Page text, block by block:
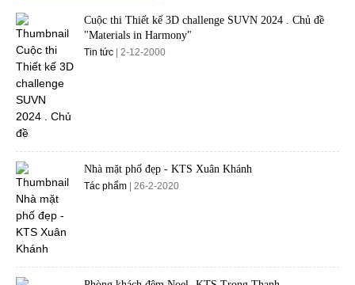
Cuộc thi Thiết kế 3D challenge SUVN 2024 . Chủ đề
"Materials in Harmony"
Tin tức| 2-12-2000
Nhà mặt phố đẹp - KTS Xuân Khánh
Tác phẩm | 26-2-2020